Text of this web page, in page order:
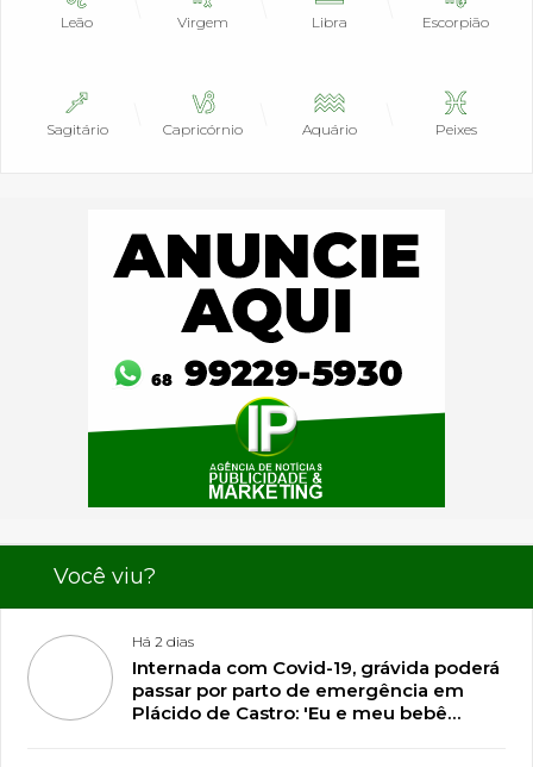
Leão Virgem Libra Escorpião
Sagitário Capricórnio Aquário Peixes
Você viu?
Há 2 dias
Internada com Covid-19, grávida poderá
passar por parto de emergência em
Plácido de Castro: 'Eu e meu bebê